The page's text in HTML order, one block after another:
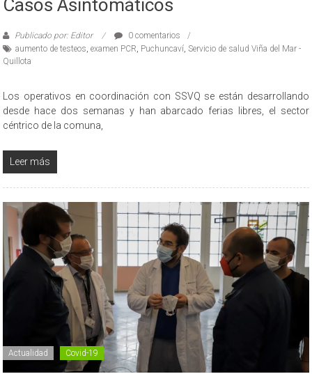
Casos Asintomáticos
Publicado por: Editor
0 comentarios
aumento de testeos ,examen PCR Puchuncaví ,Servicio de salud Viña del Mar -
Quillota
Los operativos en coordinación con SSVQ se están desarrollando
desde hace dos semanas y han abarcado ferias libres, el sector
céntrico de la comuna,
Leer más
Actualidad Covid-19